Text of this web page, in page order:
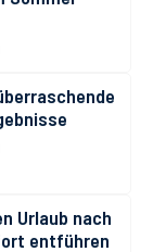
Urlaub nach
entführen